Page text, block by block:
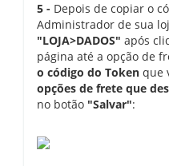
5 - Depois de copiar o
Administrador de sua
"LOJA>DADOS" após
página até a opção de
o código do Token que
opções de frete que
no botão "Salvar":